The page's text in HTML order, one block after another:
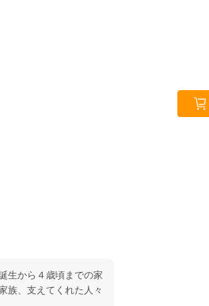
生から４歳頃までの家
族、支えてくれた人々